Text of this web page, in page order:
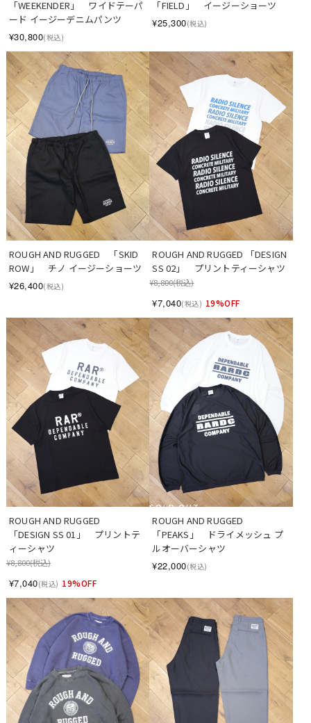
「WEEKENDER」　ワイドテーパ
ード イージーデニムパンツ
¥30,800(税込)
「FIELD」　イージーショーツ
¥25,300(税込)
ROUGH AND RUGGED　「SKID
ROW」　チノ イージーショーツ
¥26,400(税込)
ROUGH AND RUGGED 「DESIGN
SS 02」　プリントティーシャツ
¥8,800(税込)
¥7,040(税込) 19%OFF
ROUGH AND RUGGED
「DESIGN SS 01」　プリントテ
ィーシャツ
¥8,800(税込)
¥7,040(税込) 19%OFF
SOLD OUT
ROUGH AND RUGGED
「PEAKS」　ドライメッシュ プ
ルオーバーシャツ
¥22,000(税込)